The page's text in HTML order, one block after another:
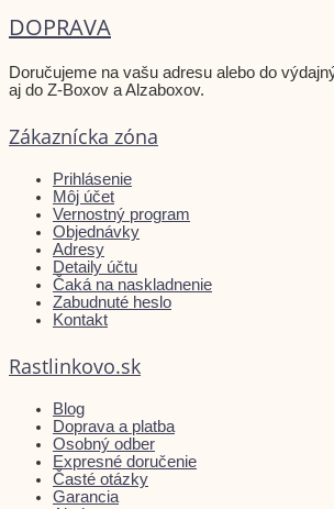
DOPRAVA
Doručujeme na vašu adresu alebo do
aj do Z-Boxov a Alzaboxov.
Zákaznícka zóna
Prihlásenie
Môj účet
Vernostný program
Objednávky
Adresy
Detaily účtu
Čaká na naskladnenie
Zabudnuté heslo
Kontakt
Rastlinkovo.sk
Blog
Doprava a platba
Osobný odber
Expresné doručenie
Časté otázky
Garancia